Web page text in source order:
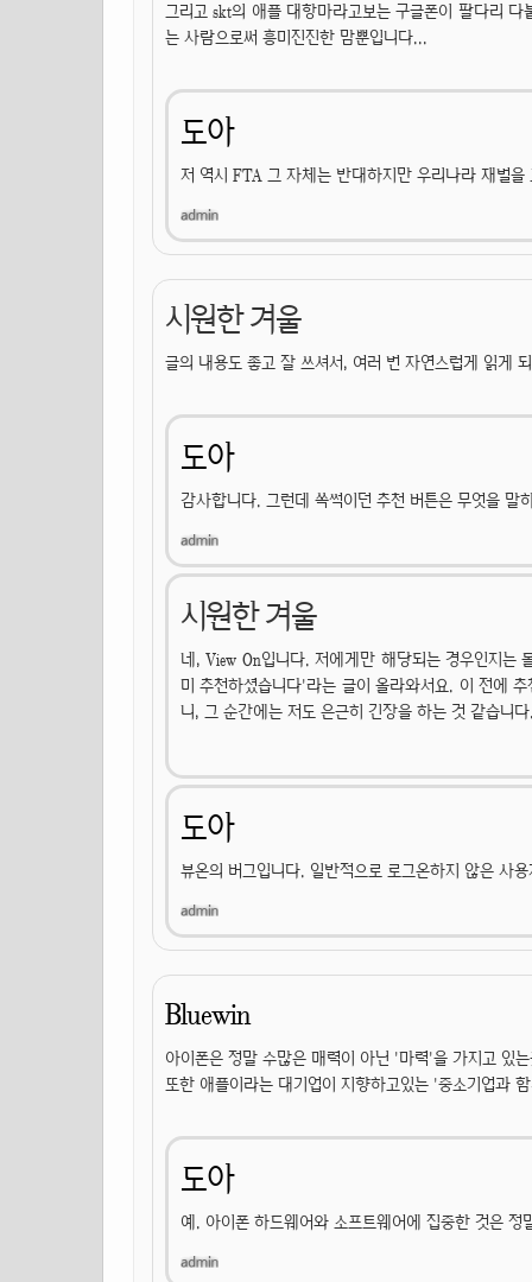
그리고 skt의 애플 대항마라고보는 구글폰이 팔다리
는 사람으로써 흥미진진한 맘뿐입니다...
도아
저 역시 FTA 그 자체는 반대하지만 우리나라 재벌
시원한 겨울
글의 내용도 좋고 잘 쓰셔서, 여러 번 자연스럽게 읽게
도아
감사합니다. 그런데 쏙썩이던 추천 버튼은 무엇을 말
시원한 겨울
네, View On입니다. 저에게만 해당되는 경우인지는
미 추천하셨습니다'라는 글이 올라와서요. 이 전에
니, 그 순간에는 저도 은근히 긴장을 하는 것 같습니
도아
뷰온의 버그입니다. 일반적으로 로그온하지 않은 사
Bluewin
아이폰은 정말 수많은 매력이 아닌 '마력'을 가지고 있
또한 애플이라는 대기업이 지향하고있는 '중소기업과
도아
예. 아이폰 하드웨어와 소프트웨어에 집중한 것은 정